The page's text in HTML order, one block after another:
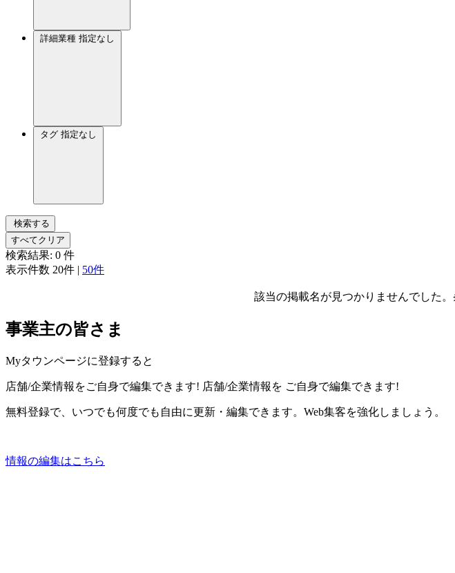
詳細業種 指定なし
タグ 指定なし
検索する
すべてクリア
検索結果: 0 件
表示件数 20件 | 50件
該当の掲載名が見つかりませんでした
事業主の皆さま
Myタウンページに登録すると
店舗/企業情報をご自身で編集できます! 店舗/企業情報を ご自身で編集できます!
無料登録で、いつでも何度でも自由に更新・編集できます。Web集客を強化しましょう。
情報の編集はこちら